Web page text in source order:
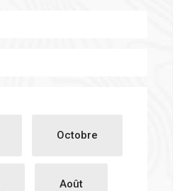
Octobre
Août